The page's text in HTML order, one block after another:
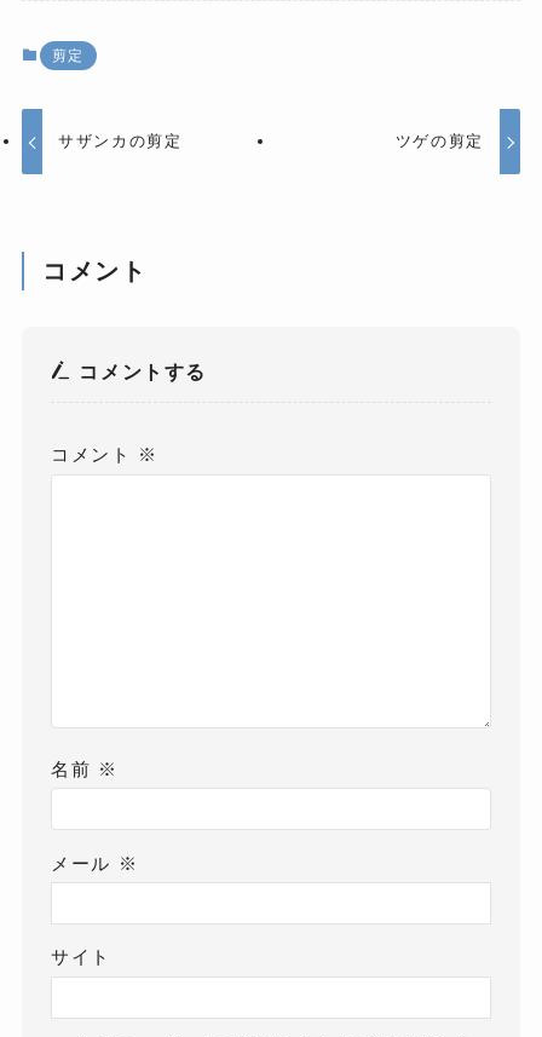
剪定
サザンカの剪定 ツゲの剪定
コメント
コメントする
コメント ※
名前 ※
メール ※
サイト